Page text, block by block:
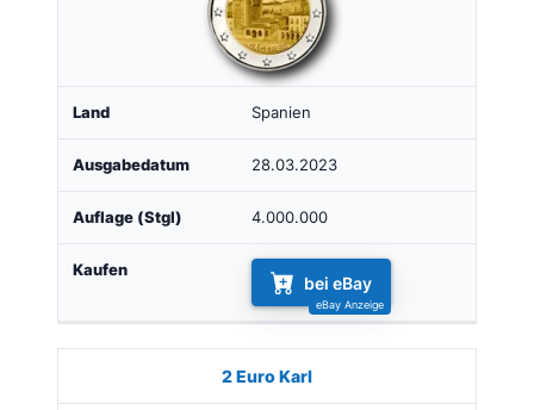
Spanien
28.03.2023
4.000.000
bei eBay
2 Euro Karl